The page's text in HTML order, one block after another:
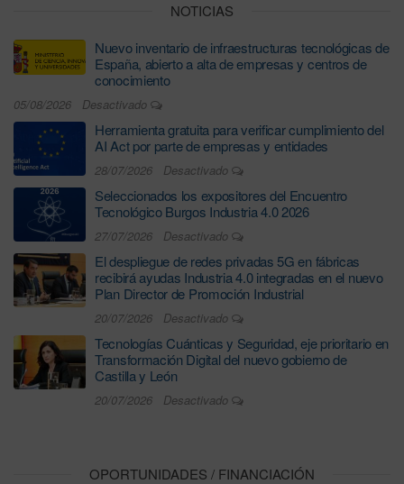
NOTICIAS
Nuevo inventario de infraestructuras tecnológicas de
España, abierto a alta de empresas y centros de
conocimiento
05/08/2026 Desactivado
Herramienta gratuita para verificar cumplimiento del
AI Act por parte de empresas y entidades
28/07/2026 Desactivado
Seleccionados los expositores del Encuentro
Tecnológico Burgos Industria 4.0 2026
27/07/2026 Desactivado
El despliegue de redes privadas 5G en fábricas
recibirá ayudas Industria 4.0 integradas en el nuevo
Plan Director de Promoción Industrial
20/07/2026 Desactivado
Tecnologías Cuánticas y Seguridad, eje prioritario en
Transformación Digital del nuevo gobierno de
Castilla y León
20/07/2026 Desactivado
OPORTUNIDADES / FINANCIACIÓN